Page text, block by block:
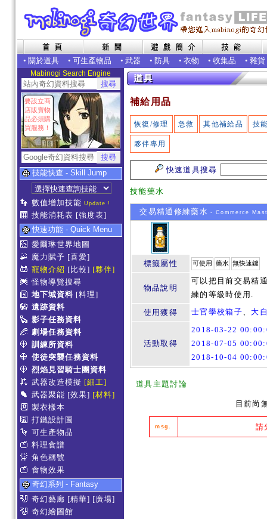
• 關於道具 • 可生產物品 • 武器 • 防具 • 衣物 • 收集品 • 雜貨
Mabinogi Search Engine
要設立商
店販賣物
品必須購
買服務！
技能快查 - Skill Jump
數值增加技能 Update !
技能消耗表 [強度表]
快速功能 - Quick Menu
愛爾琳世界地圖
魔力賦予 [喜愛]
寵物介紹 [比較] [夥伴]
怪物導覽搜尋
地下城資料 [料理]
遺跡資料
影子任務資料
劇場任務資料
訓練所資料
使徒突襲任務資料
烈焰見習騎士團資料
武器改造模擬 [細工]
武器聚能 [效果] [材料]
製衣樣本
打鐵設計圖
可生產物品
料理食譜
角色稱號
食物效果
奇幻系列 - Fantasy
奇幻藝廊 [精華] [廣場]
奇幻繪圖館
補給用品
恢復/修理 急救 其他補給品 技
夥伴專用
快速道具搜尋
技能藥水
交易精通修練藥水 - Commerce
標籤屬性 可使用 藥水 無快速鍵
物品說明
可以把目前交易精
練的等級時使用.
使用獲得
士官學校箱子、 大
活動取得
2018-03-22
2018-07-05
2018-10-04
道具主題討論
目前尚
msg. 請